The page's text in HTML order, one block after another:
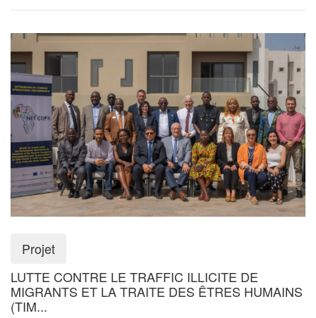
Projet
LUTTE CONTRE LE TRAFFIC ILLICITE DE
MIGRANTS ET LA TRAITE DES ÊTRES HUMAINS
(TIM...